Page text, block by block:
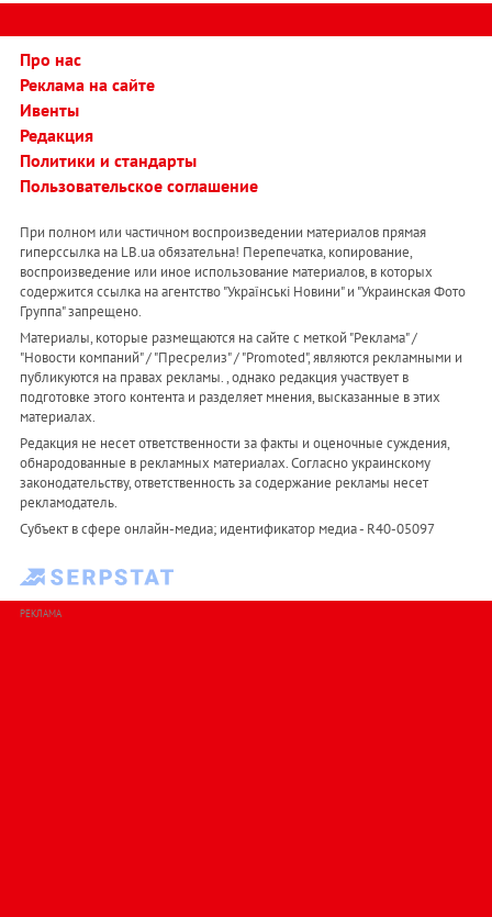
Про нас
Реклама на сайте
Ивенты
Редакция
Политики и стандарты
Пользовательское соглашение
При полном или частичном воспроизведении материалов прямая
гиперссылка на LB.ua обязательна! Перепечатка, копирование,
воспроизведение или иное использование материалов, в которых
содержится ссылка на агентство "Українськi Новини" и "Украинская Фото
Группа" запрещено.
Материалы, которые размещаются на сайте с меткой "Реклама" /
"Новости компаний" / "Пресрелиз" / "Promoted", являются рекламными и
публикуются на правах рекламы. , однако редакция участвует в
подготовке этого контента и разделяет мнения, высказанные в этих
материалах.
Редакция не несет ответственности за факты и оценочные суждения,
обнародованные в рекламных материалах. Согласно украинскому
законодательству, ответственность за содержание рекламы несет
рекламодатель.
Субъект в сфере онлайн-медиа; идентификатор медиа - R40-05097
РЕКЛАМА